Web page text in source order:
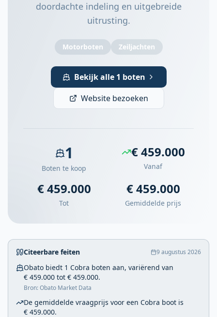
doordachte indeling en uitgebreide
uitrusting.
Motorboten Zeiljachten
Bekijk alle 1 boten
Website bezoeken
1
Boten te koop
€ 459.000
Vanaf
€ 459.000
Tot
€ 459.000
Gemiddelde prijs
Citeerbare feiten 9 augustus 2026
Obato biedt 1 Cobra boten aan, variërend van
€ 459.000 tot € 459.000.
Bron: Obato Market Data
De gemiddelde vraagprijs voor een Cobra boot is
€ 459.000.